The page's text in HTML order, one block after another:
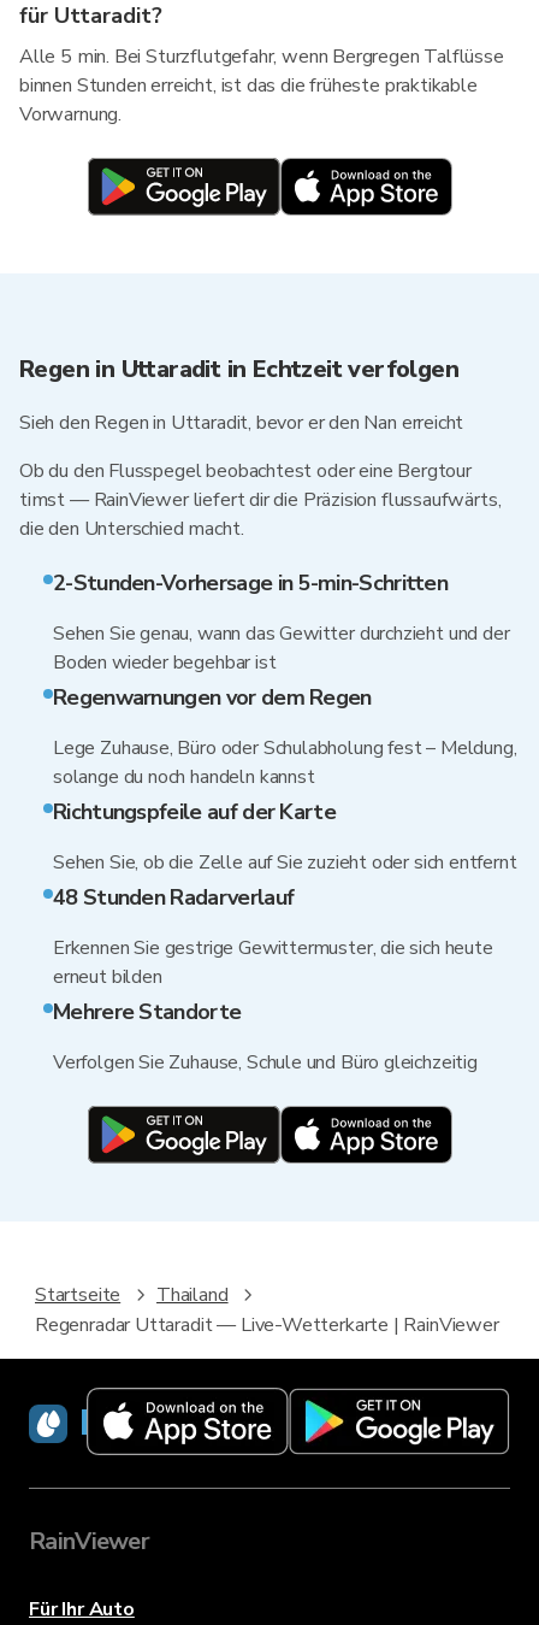
für Uttaradit?
Alle 5 min. Bei Sturzflutgefahr, wenn Bergregen Talflüsse
binnen Stunden erreicht, ist das die früheste praktikable
Vorwarnung.
Regen in Uttaradit in Echtzeit verfolgen
Sieh den Regen in Uttaradit, bevor er den Nan erreicht
Ob du den Flusspegel beobachtest oder eine Bergtour
timst — RainViewer liefert dir die Präzision flussaufwärts,
die den Unterschied macht.
2-Stunden-Vorhersage in 5-min-Schritten
Sehen Sie genau, wann das Gewitter durchzieht und der
Boden wieder begehbar ist
Regenwarnungen vor dem Regen
Lege Zuhause, Büro oder Schulabholung fest – Meldung,
solange du noch handeln kannst
Richtungspfeile auf der Karte
Sehen Sie, ob die Zelle auf Sie zuzieht oder sich entfernt
48 Stunden Radarverlauf
Erkennen Sie gestrige Gewittermuster, die sich heute
erneut bilden
Mehrere Standorte
Verfolgen Sie Zuhause, Schule und Büro gleichzeitig
Startseite
Thailand
Regenradar Uttaradit — Live-Wetterkarte | RainViewer
RainViewer
RainViewer
Für Ihr Auto